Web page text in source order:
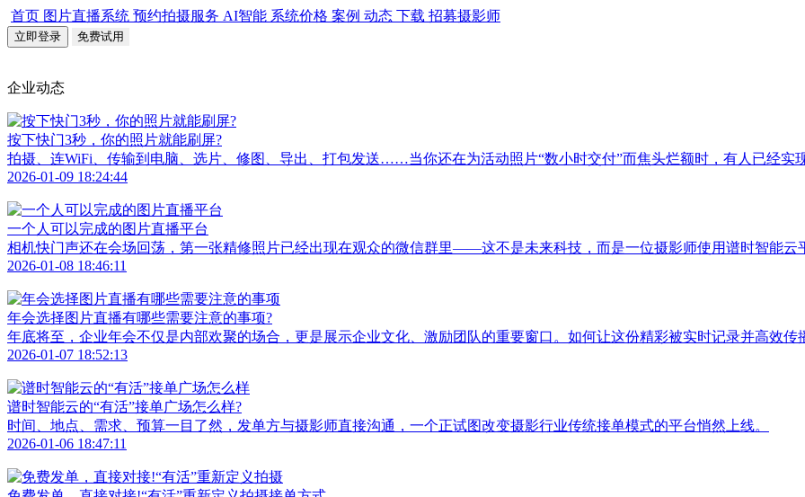
首页 图片直播系统 预约拍摄服务 AI智能 系统价格 案例 动态 下载 招募摄影师
立即登录 免费试用
企业动态
按下快门3秒，你的照片就能刷屏?
拍摄、连WiFi、传输到电脑、选片、修图、导出、打包发送……当你还在为活动照片“数小时交付”而焦头烂额时，有人已经实
2026-01-09 18:24:44
一个人可以完成的图片直播平台
相机快门声还在会场回荡，第一张精修照片已经出现在观众的微信群里——这不是未来科技，而是一位摄影师使用谱时智能云
2026-01-08 18:46:11
年会选择图片直播有哪些需要注意的事项?
年底将至，企业年会不仅是内部欢聚的场合，更是展示企业文化、激励团队的重要窗口。如何让这份精彩被实时记录并高效传
2026-01-07 18:52:13
谱时智能云的“有活”接单广场怎么样?
时间、地点、需求、预算一目了然，发单方与摄影师直接沟通，一个正试图改变摄影行业传统接单模式的平台悄然上线。
2026-01-06 18:47:11